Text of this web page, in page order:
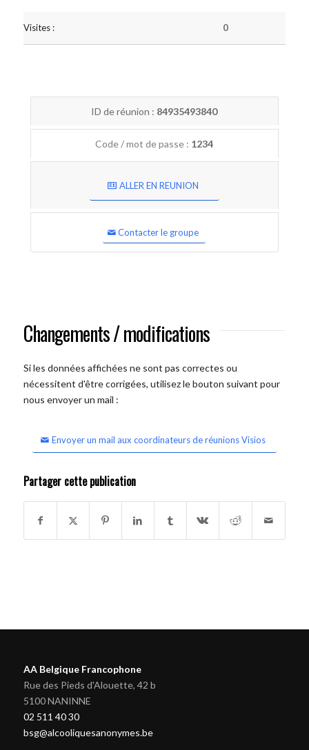
Visites : 0
ID de réunion : 84935493840
Code / mot de passe : 1234
ALLER EN REUNION
Contacter le groupe
Changements / modifications
Si les données affichées ne sont pas correctes ou
nécessitent d'être corrigées, utilisez le bouton suivant pour
nous envoyer un mail :
Envoyer un mail aux coordinateurs de réunions Visios
Partager cette publication
AA Belgique Francophone
Rue des Pieds d'Alouette, 42 b
5100 NANINNE
02 511 40 30
bsg@alcooliquesanonymes.be